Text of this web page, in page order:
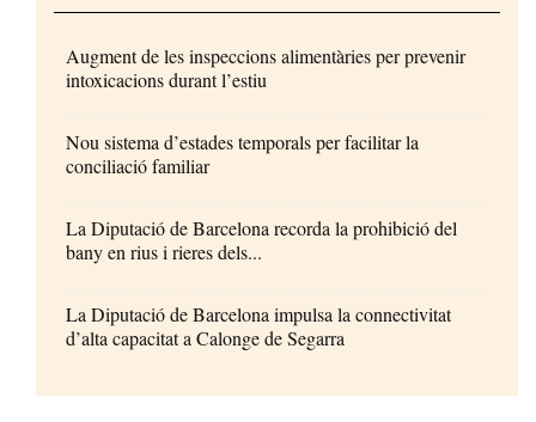
Augment de les inspeccions alimentàries per prevenir
intoxicacions durant l’estiu
Nou sistema d’estades temporals per facilitar la
conciliació familiar
La Diputació de Barcelona recorda la prohibició del
bany en rius i rieres dels...
La Diputació de Barcelona impulsa la connectivitat
d’alta capacitat a Calonge de Segarra